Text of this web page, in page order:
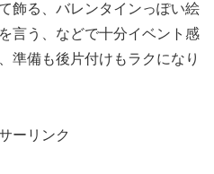
飾る、バレンタインっぽい絵
言う、などで十分イベント感
準備も後片付けもラクになり
ーリンク